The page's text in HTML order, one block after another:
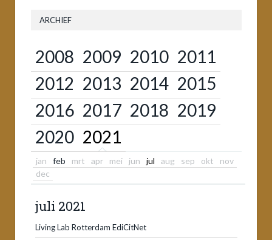
ARCHIEF
2008 2009 2010 2011
2012 2013 2014 2015
2016 2017 2018 2019
2020 2021
jan feb mrt apr mei jun jul aug sep okt
nov
dec
juli 2021
Living Lab Rotterdam EdiCitNet